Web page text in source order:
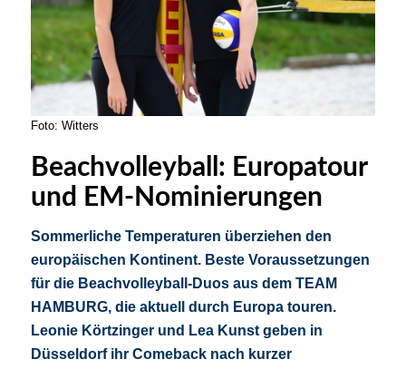
Foto: Witters
Beachvolleyball: Europatour
und EM-Nominierungen
Sommerliche Temperaturen überziehen den
europäischen Kontinent. Beste Voraussetzungen
für die Beachvolleyball-Duos aus dem TEAM
HAMBURG, die aktuell durch Europa touren.
Leonie Körtzinger und Lea Kunst geben in
Düsseldorf ihr Comeback nach kurzer